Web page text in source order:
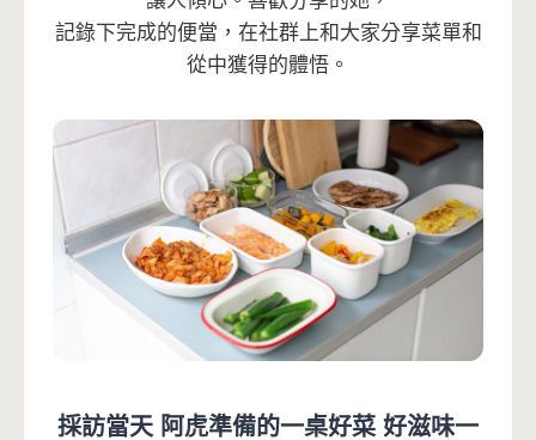
記錄下完成的便當，在社群上和大家分享菜單和
從中獲得的體悟。
採訪當天 阿虎準備的一桌好菜 好滋味一